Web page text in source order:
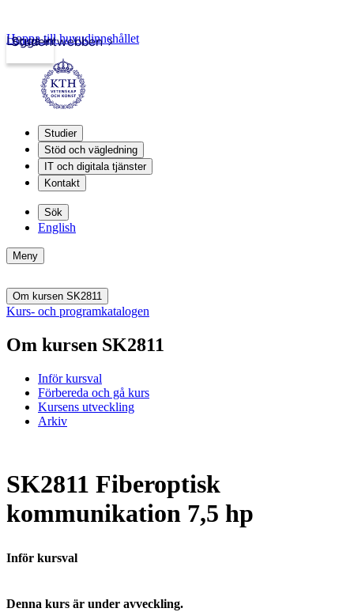
Studentwebben
Logga in
Hoppa till huvudinnehållet
Studier
Stöd och vägledning
IT och digitala tjänster
Kontakt
Sök
English
Meny
Om kursen SK2811
Kurs- och programkatalogen
Om kursen SK2811
Inför kursval
Förbereda och gå kurs
Kursens utveckling
Arkiv
SK2811 Fiberoptisk
kommunikation 7,5 hp
Inför kursval
Denna kurs är under avveckling.